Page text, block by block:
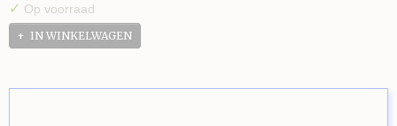
✓ Op voorraad
IN WINKELWAGEN